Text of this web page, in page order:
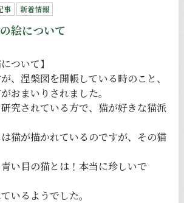
事 新着情報
絵について
ついて】
、涅槃図を開帳している時のこと、
おまいりされました。
究されている方で、猫が好きな猫派
猫が描かれているのですが、その猫
い目の猫とは！本当に珍しいで
いるようでした。